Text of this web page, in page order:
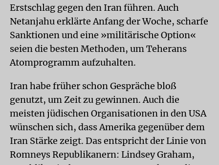
Erstschlag gegen den Iran führen. Auch
Netanjahu erklärte Anfang der Woche, scharfe
Sanktionen und eine »militärische Option«
seien die besten Methoden, um Teherans
Atomprogramm aufzuhalten.
Iran habe früher schon Gespräche bloß
genutzt, um Zeit zu gewinnen. Auch die
meisten jüdischen Organisationen in den USA
wünschen sich, dass Amerika gegenüber dem
Iran Stärke zeigt. Das entspricht der Linie von
Romneys Republikanern: Lindsey Graham,